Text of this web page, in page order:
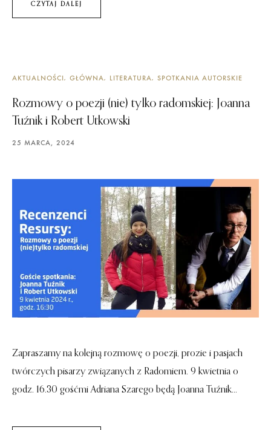
CZYTAJ DALEJ
AKTUALNOŚCI GŁÓWNA LITERATURA SPOTKANIA AUTORSKIE
Rozmowy o poezji (nie) tylko radomskiej: Joanna
Tuźnik i Robert Utkowski
25 MARCA, 2024
Zapraszamy na kolejną rozmowę o poezji, prozie i pasjach
twórczych pisarzy związanych z Radomiem. 9 kwietnia o
godz. 16.30 gośćmi Adriana Szarego będą Joanna Tuźnik...